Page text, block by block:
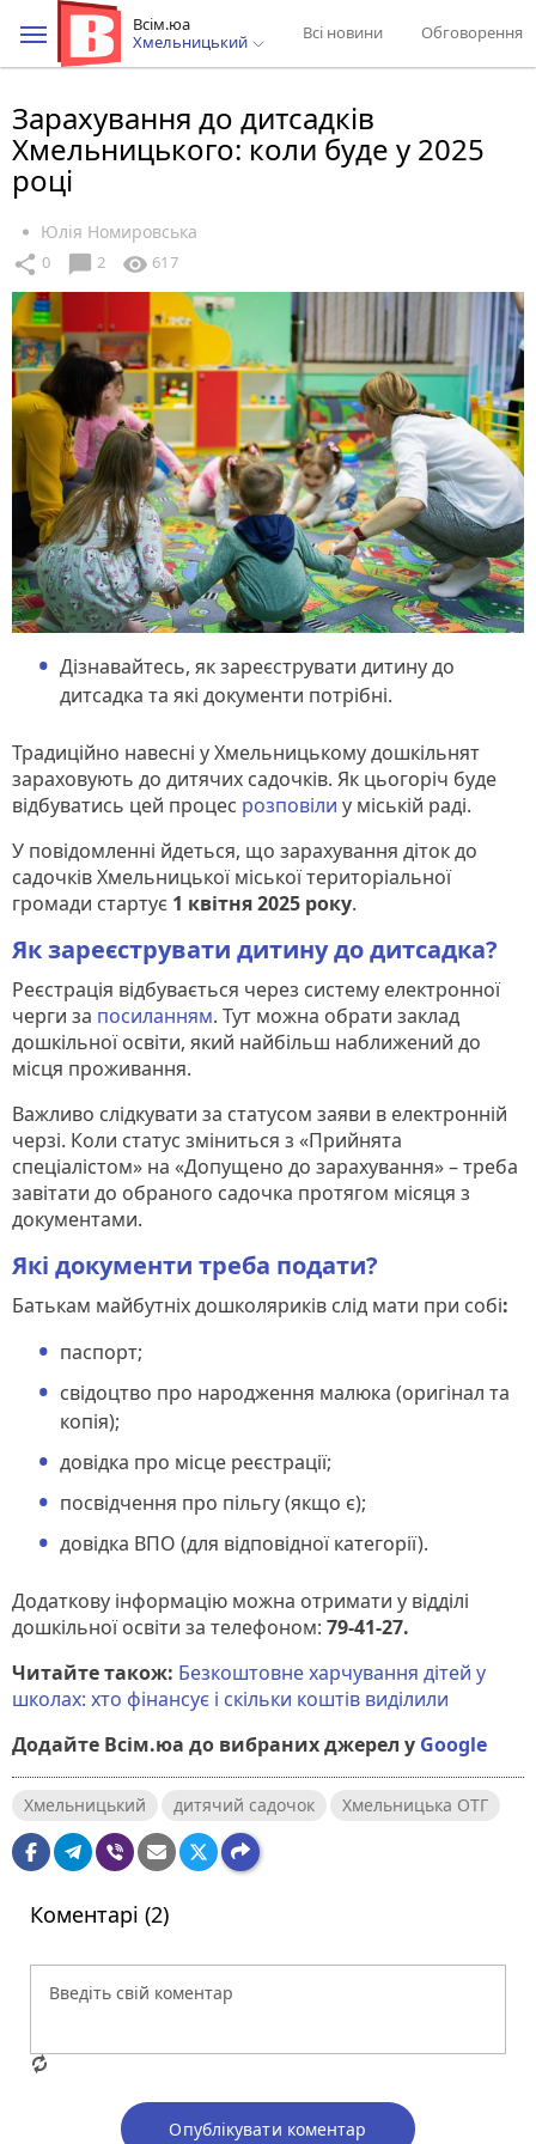
Всім.юа
Хмельницький
Всі новини Обговорення
Зарахування до дитсадків
Хмельницького: коли буде у 2025
році
Юлія Номировська
share 0 chat_bubble 2 visibility 617
Дізнавайтесь, як зареєструвати дитину до
дитсадка та які документи потрібні.
Традиційно навесні у Хмельницькому дошкільнят
зараховують до дитячих садочків. Як цьогоріч буде
відбуватись цей процес розповіли у міській раді.
У повідомленні йдеться, що зарахування діток до
садочків Хмельницької міської територіальної
громади стартує 1 квітня 2025 року.
Як зареєструвати дитину до дитсадка?
Реєстрація відбувається через систему електронної
черги за посиланням. Тут можна обрати заклад
дошкільної освіти, який найбільш наближений до
місця проживання.
Важливо слідкувати за статусом заяви в електронній
черзі. Коли статус зміниться з «Прийнята
спеціалістом» на «Допущено до зарахування» – треба
завітати до обраного садочка протягом місяця з
документами.
Які документи треба подати?
Батькам майбутніх дошколяриків слід мати при собі:
паспорт;
свідоцтво про народження малюка (оригінал та
копія);
довідка про місце реєстрації;
посвідчення про пільгу (якщо є);
довідка ВПО (для відповідної категорії).
Додаткову інформацію можна отримати у відділі
дошкільної освіти за телефоном: 79-41-27.
Читайте також: Безкоштовне харчування дітей у
школах: хто фінансує і скільки коштів виділили
Додайте Всім.юа до вибраних джерел у Google
Хмельницький дитячий садочок Хмельницька ОТГ
Коментарі (2)
Опублікувати коментар